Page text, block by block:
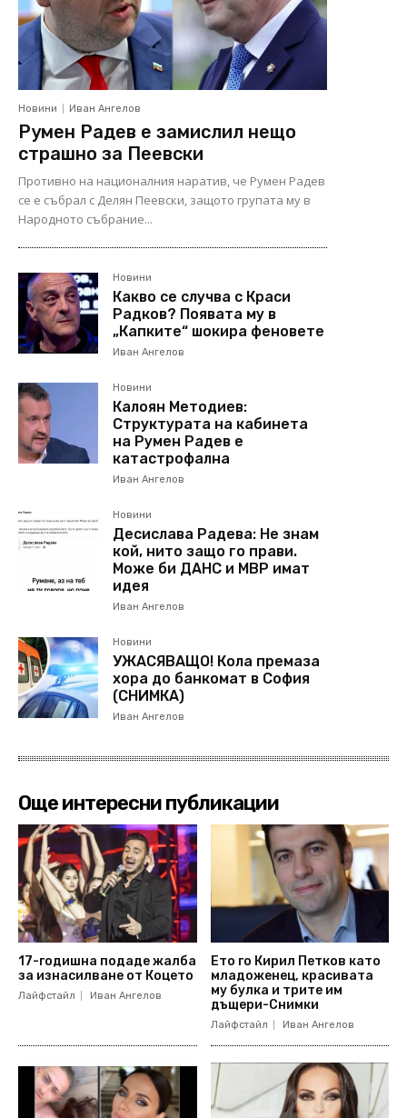
Новини Иван Ангелов
Румен Радев е замислил нещо
страшно за Пеевски
Противно на националния наратив, че Румен Радев
се е събрал с Делян Пеевски, защото групата му в
Народното събрание...
Новини
Какво се случва с Краси
Радков? Появата му в
„Капките“ шокира феновете
Иван Ангелов
Новини
Калоян Методиев:
Структурата на кабинета
на Румен Радев е
катастрофална
Иван Ангелов
Новини
Десислава Радева: Не знам
кой, нито защо го прави.
Може би ДАНС и МВР имат
идея
Иван Ангелов
Новини
УЖАСЯВАЩО! Кола премаза
хора до банкомат в София
(СНИМКА)
Иван Ангелов
Още интересни публикации
17-годишна подаде жалба
за изнасилване от Коцето
Лайфстайл Иван Ангелов
Ето го Кирил Петков като
младоженец, красивата
му булка и трите им
дъщери-Снимки
Лайфстайл Иван Ангелов